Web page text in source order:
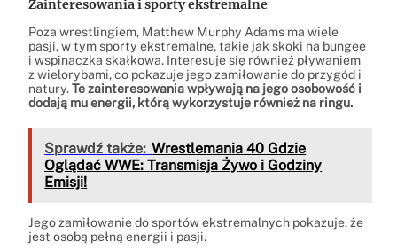
Zainteresowania i sporty ekstremalne
Poza wrestlingiem, Matthew Murphy Adams ma wiele
pasji, w tym sporty ekstremalne, takie jak skoki na bungee
i wspinaczka skałkowa. Interesuje się również pływaniem
z wielorybami, co pokazuje jego zamiłowanie do przygód i
natury.Te zainteresowania wpływają na jego osobowość i
dodają mu energii, którą wykorzystuje również na ringu.
Sprawdź także: Wrestlemania 40 Gdzie
Oglądać WWE: Transmisja Żywo i Godziny
Emisji!
Jego zamiłowanie do sportów ekstremalnych pokazuje, że
jest osobą pełną energii i pasji.